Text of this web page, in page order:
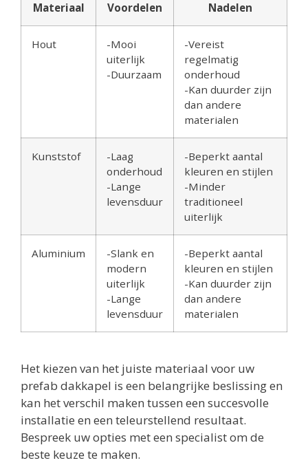
Materiaal Voordelen Nadelen
Hout
-Mooi
uiterlijk
-Duurzaam
-Vereist
regelmatig
onderhoud
-Kan duurder zijn
dan andere
materialen
Kunststof
-Laag
onderhoud
-Lange
levensduur
-Beperkt aantal
kleuren en stijlen
-Minder
traditioneel
uiterlijk
Aluminium
-Slank en
modern
uiterlijk
-Lange
levensduur
-Beperkt aantal
kleuren en stijlen
-Kan duurder zijn
dan andere
materialen
Het kiezen van het juiste materiaal voor uw
prefab dakkapel is een belangrijke beslissing en
kan het verschil maken tussen een succesvolle
installatie en een teleurstellend resultaat.
Bespreek uw opties met een specialist om de
beste keuze te maken.